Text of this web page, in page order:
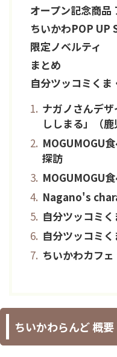
オープン記念商品
ちいかわPOP UP
限定ノベルティ
まとめ
自分ツッコミく
ナガノさんデ
ししまる」（鹿
MOGUMOGU
探訪
MOGUMOGU
Nagano's
自分ツッコミ
自分ツッコミ
ちいかわカフェ
ちいかわらんど 概要